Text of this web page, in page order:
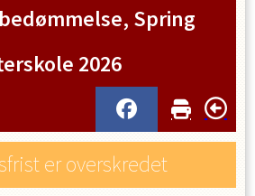
Spring
2026
er overskredet